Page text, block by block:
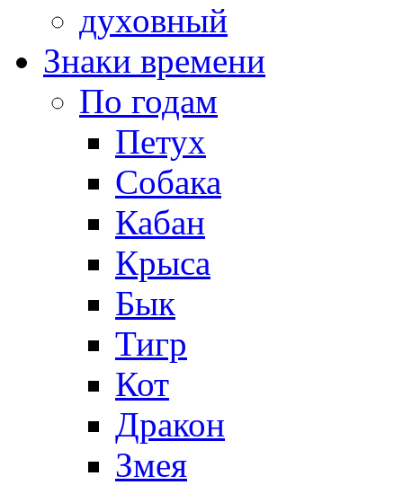
духовный
Знаки времени
По годам
Петух
Собака
Кабан
Крыса
Бык
Тигр
Кот
Дракон
Змея